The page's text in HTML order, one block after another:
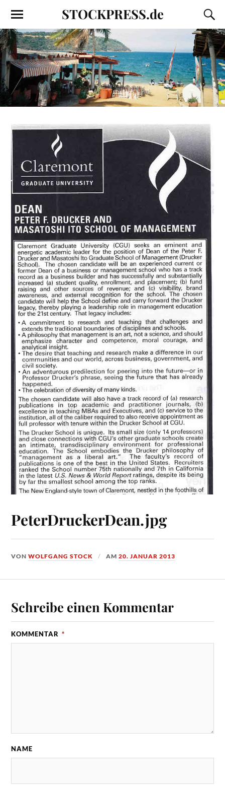
STOCKPRESS.de
PeterDruckerDean.jpg
VONWOLFGANG STOCK AM20. JANUAR 2013
Schreibe einen Kommentar
KOMMENTAR *
NAME